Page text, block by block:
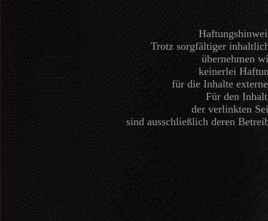
Trotz sorgfältiger
übernehmen
keinerlei
für die Inhalte
Für den Inhalt
der verlinkten
sind ausschließlich deren